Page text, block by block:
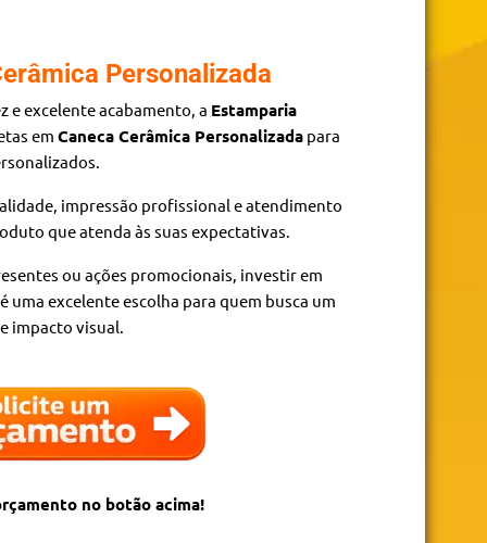
Personalizada
e excelente acabamento, a Estamparia
em Caneca Cerâmica Personalizada para
impressão profissional e atendimento
que atenda às suas expectativas.
ou ações promocionais, investir em
uma excelente escolha para quem busca um
impacto visual.
no botão acima!